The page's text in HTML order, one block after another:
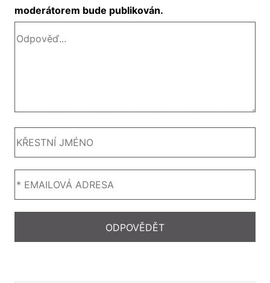
moderátorem bude publikován.